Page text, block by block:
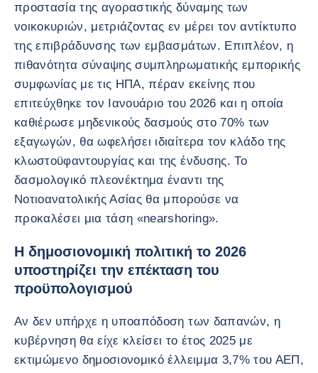
προστασία της αγοραστικής δύναμης των
νοικοκυριών, μετριάζοντας εν μέρει τον αντίκτυπο
της επιβράδυνσης των εμβασμάτων. Επιπλέον, η
πιθανότητα σύναψης συμπληρωματικής εμπορικής
συμφωνίας με τις ΗΠΑ, πέραν εκείνης που
επιτεύχθηκε τον Ιανουάριο του 2026 και η οποία
καθιέρωσε μηδενικούς δασμούς στο 70% των
εξαγωγών, θα ωφελήσει ιδιαίτερα τον κλάδο της
κλωστοϋφαντουργίας και της ένδυσης. Το
δασμολογικό πλεονέκτημα έναντι της
Νοτιοανατολικής Ασίας θα μπορούσε να
προκαλέσει μια τάση «nearshoring».
Η δημοσιονομική πολιτική το 2026
υποστηρίζει την επέκταση του
προϋπολογισμού
Αν δεν υπήρχε η υποαπόδοση των δαπανών, η
κυβέρνηση θα είχε κλείσει το έτος 2025 με
εκτιμώμενο δημοσιονομικό έλλειμμα 3,7% του ΑΕΠ,